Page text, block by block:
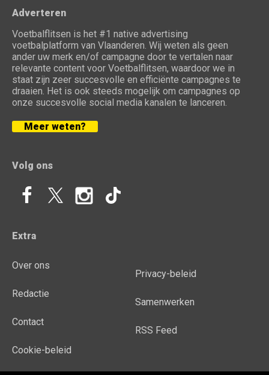
Adverteren
Voetbalflitsen is het #1 native advertising
voetbalplatform van Vlaanderen. Wij weten als geen
ander uw merk en/of campagne door te vertalen naar
relevante content voor Voetbalflitsen, waardoor we in
staat zijn zeer succesvolle en efficiënte campagnes te
draaien. Het is ook steeds mogelijk om campagnes op
onze succesvolle social media kanalen te lanceren.
Meer weten?
Volg ons
Extra
Over ons
Redactie
Contact
Cookie-beleid
Privacy-beleid
Samenwerken
RSS Feed